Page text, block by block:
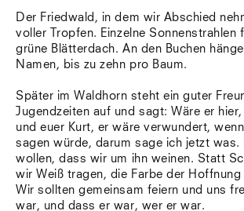
Der Friedwald, in dem wir Abschied
voller Tropfen. Einzelne Sonnenstrahlen
grüne Blätterdach. An den Buchen
Namen, bis zu zehn pro Baum.
Später im Waldhorn steht ein guter
Jugendzeiten auf und sagt: Wäre er
und euer Kurt, er wäre verwundert,
sagen würde, darum sage ich jetzt was.
wollen, dass wir um ihn weinen. Statt
wir Weiß tragen, die Farbe der Hoffnung
Wir sollten gemeinsam feiern und uns
war, und dass er war, wer er war.